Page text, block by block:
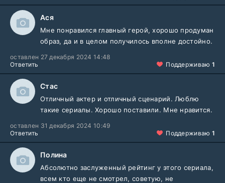
Ася
Мне понравился главный герой, хорошо продуман
образ, да и в целом получилось вполне достойно.
оставлен 27 декабря 2024 14:48
Ответить
Поддерживаю 1
Стас
Отличный актер и отличный сценарий. Люблю
такие сериалы. Хорошо поставили. Мне нравится.
оставлен 31 декабря 2024 10:49
Ответить
Поддерживаю 1
Полина
Абсолютно заслуженный рейтинг у этого сериала,
всем кто еще не смотрел, советую, не